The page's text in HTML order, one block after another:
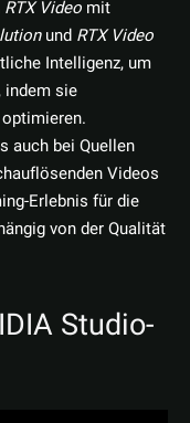
Video mit
und RTX Video
Intelligenz, um
indem sie
auch bei Quellen
Videos
Erlebnis für die
von der Qualität
Studio-